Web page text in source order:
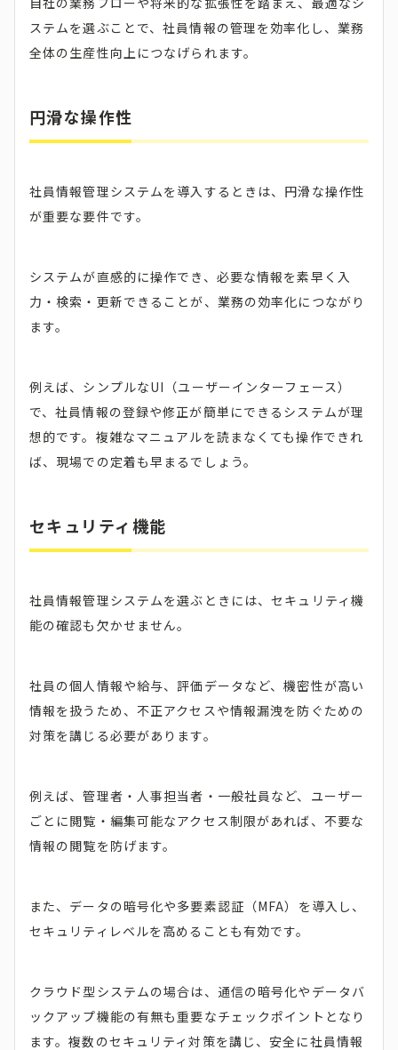
ステムを選ぶことで、社員情報の管理を効率化し、業務
全体の生産性向上につなげられます。
円滑な操作性
社員情報管理システムを導入するときは、円滑な操作性
が重要な要件です。
システムが直感的に操作でき、必要な情報を素早く入
力・検索・更新できることが、業務の効率化につながり
ます。
例えば、シンプルなUI（ユーザーインターフェース）
で、社員情報の登録や修正が簡単にできるシステムが理
想的です。複雑なマニュアルを読まなくても操作できれ
ば、現場での定着も早まるでしょう。
セキュリティ機能
社員情報管理システムを選ぶときには、セキュリティ機
能の確認も欠かせません。
社員の個人情報や給与、評価データなど、機密性が高い
情報を扱うため、不正アクセスや情報漏洩を防ぐための
対策を講じる必要があります。
例えば、管理者・人事担当者・一般社員など、ユーザー
ごとに閲覧・編集可能なアクセス制限があれば、不要な
情報の閲覧を防げます。
また、データの暗号化や多要素認証（MFA）を導入し、
セキュリティレベルを高めることも有効です。
クラウド型システムの場合は、通信の暗号化やデータバ
ックアップ機能の有無も重要なチェックポイントとなり
ます。複数のセキュリティ対策を講じ、安全に社員情報